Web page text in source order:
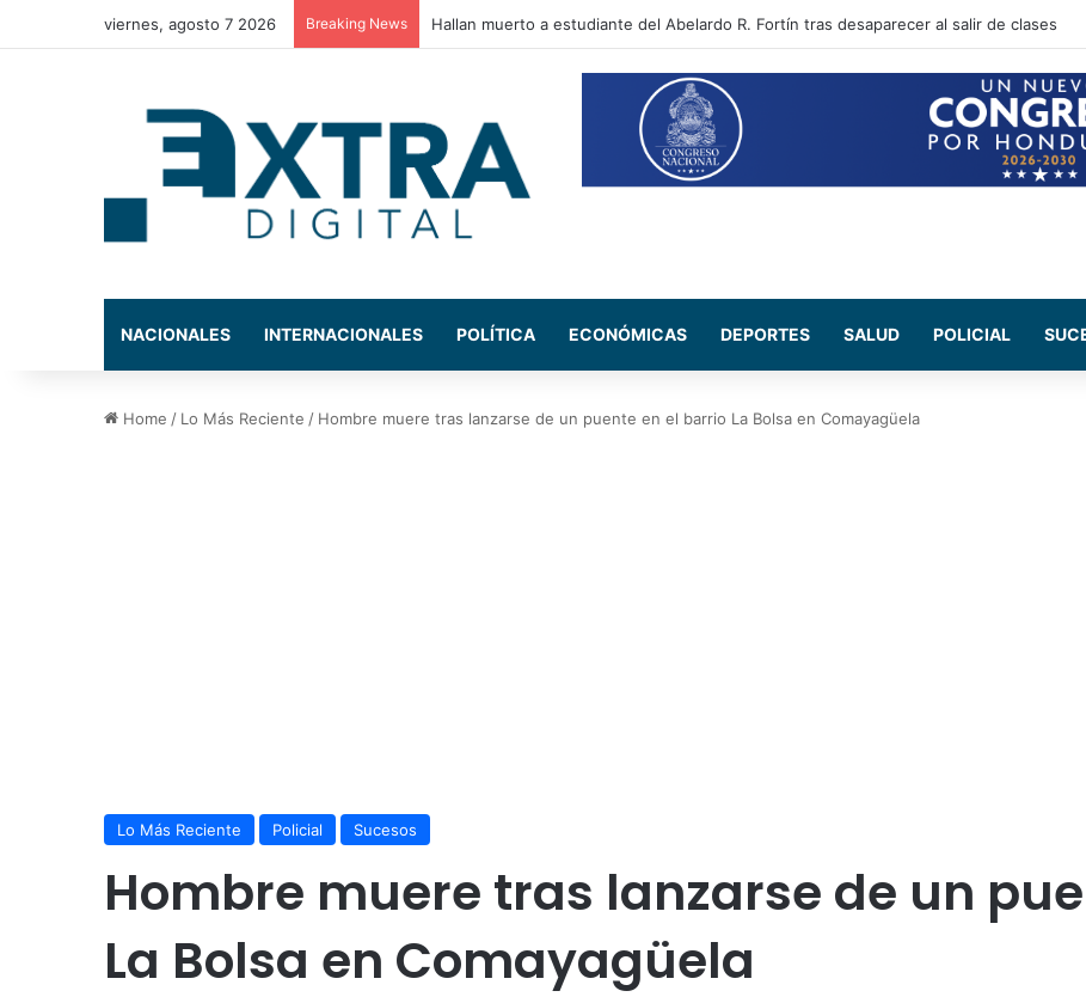
viernes, agosto 7 2026 Breaking News Estos son los sectores que no tendrán energía este viernes 7 de agosto
NACIONALES INTERNACIONALES POLÍTICA ECONÓMICAS DEPORTES SALUD POLICIAL
Home / Lo Más Reciente / Hombre muere tras lanzarse de un puente en el barrio La Bolsa en Comayagüela
Lo Más Reciente Policial Sucesos
Hombre muere tras lanzarse de un
La Bolsa en Comayagüela